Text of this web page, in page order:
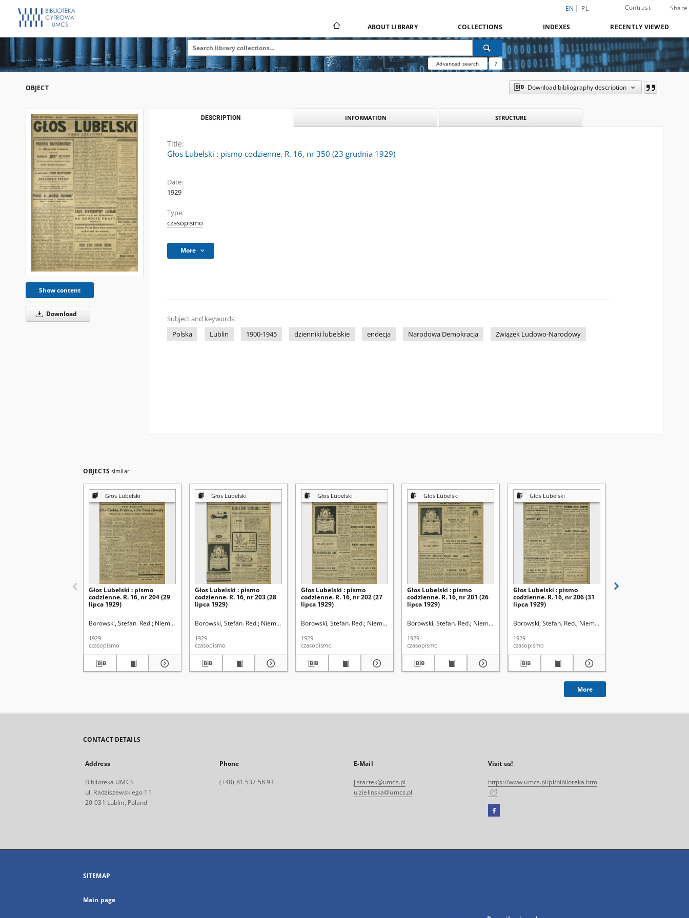
EN PL Contrast Share
ABOUT LIBRARY COLLECTIONS INDEXES RECENTLY VIEWED
Advanced search ?
OBJECT Download bibliography description
Show content
Download
DESCRIPTION INFORMATION STRUCTURE
Title:
Głos Lubelski : pismo codzienne. R. 16, nr 350 (23 grudnia 1929)
Date:
1929
Type:
czasopismo
More
Subject and keywords:
Polska
Lublin 1900-1945 dzienniki lubelskie endecja Narodowa Demokracja Związek Ludowo-Narodowy
OBJECTS similar
Głos Lubelski
Głos Lubelski : pismo
codzienne. R. 16, nr 204 (29
lipca 1929)
Borowski, Stefan. Red. Niemier, Michał. Red.
1929
czasopismo
Głos Lubelski
Głos Lubelski : pismo
codzienne. R. 16, nr 203 (28
lipca 1929)
Borowski, Stefan. Red. Niemier, Michał. Red.
1929
czasopismo
Głos Lubelski
Głos Lubelski : pismo
codzienne. R. 16, nr 202 (27
lipca 1929)
Borowski, Stefan. Red. Niemier, Michał. Red.
1929
czasopismo
Głos Lubelski
Głos Lubelski : pismo
codzienne. R. 16, nr 201 (26
lipca 1929)
Borowski, Stefan. Red. Niemier, Michał. Red.
1929
czasopismo
Głos Lubelski
Głos Lubelski : pismo
codzienne. R. 16, nr 206 (31
lipca 1929)
Borowski, Stefan. Red. Niemier, Michał. Red.
1929
czasopismo
More
CONTACT DETAILS
Address
Biblioteka UMCS
ul. Radziszewskiego 11
20-031 Lublin, Poland
Phone
(+48) 81 537 58 93
E-Mail
j.startek@umcs.pl
u.zielinska@umcs.pl
Visit us!
https://www.umcs.pl/pl/biblioteka.htm
Facebook
open
SITEMAP
Main page